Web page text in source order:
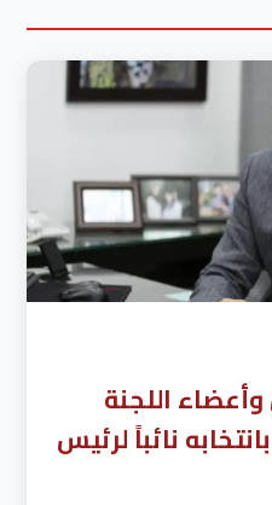
اللجنة
نائباً لرئيس